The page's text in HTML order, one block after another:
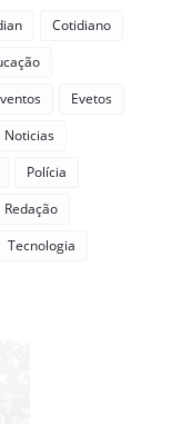
Cotidiano
Evetos
Noticias
Polícia
Redação
Tecnologia